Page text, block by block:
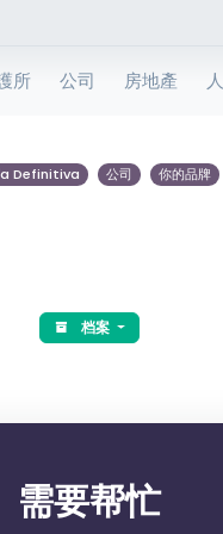
所 公司 房地產 人
Definitiva 公司 你的品牌
档案
需要帮忙